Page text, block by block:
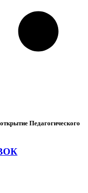
Педагогического